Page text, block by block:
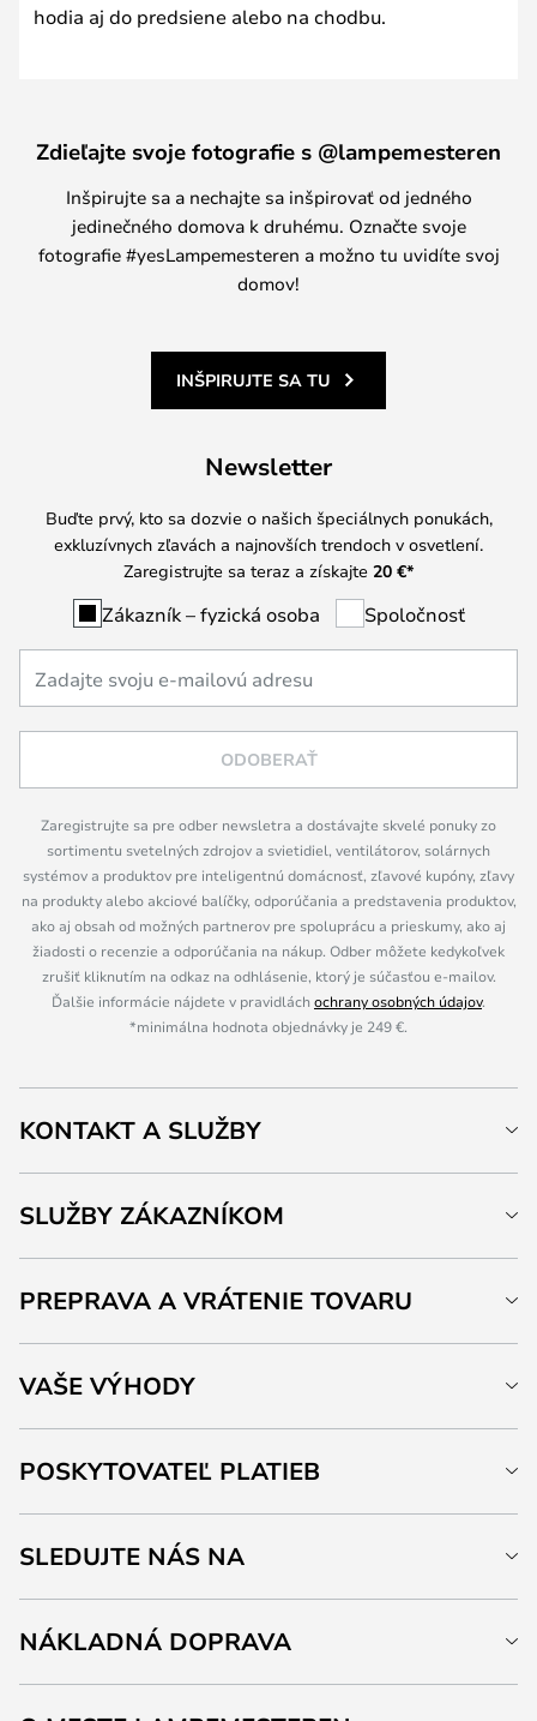
hodia aj do predsiene alebo na chodbu.
Zdieľajte svoje fotografie s @lampemesteren
Inšpirujte sa a nechajte sa inšpirovať od jedného
jedinečného domova k druhému. Označte svoje
fotografie #yesLampemesteren a možno tu uvidíte svoj
domov!
INŠPIRUJTE SA TU
Newsletter
Buďte prvý, kto sa dozvie o našich špeciálnych ponukách,
exkluzívnych zľavách a najnovších trendoch v osvetlení.
Zaregistrujte sa teraz a získajte 20 €*
Zákazník – fyzická osoba Spoločnosť
ODOBERAŤ
Zaregistrujte sa pre odber newsletra a dostávajte skvelé ponuky zo
sortimentu svetelných zdrojov a svietidiel, ventilátorov, solárnych
systémov a produktov pre inteligentnú domácnosť, zľavové kupóny, zľavy
na produkty alebo akciové balíčky, odporúčania a predstavenia produktov,
ako aj obsah od možných partnerov pre spoluprácu a prieskumy, ako aj
žiadosti o recenzie a odporúčania na nákup. Odber môžete kedykoľvek
zrušiť kliknutím na odkaz na odhlásenie, ktorý je súčasťou e-mailov.
Ďalšie informácie nájdete v pravidláchochrany osobných údajov.
*minimálna hodnota objednávky je 249 €.
KONTAKT A SLUŽBY
SLUŽBY ZÁKAZNÍKOM
PREPRAVA A VRÁTENIE TOVARU
VAŠE VÝHODY
POSKYTOVATEĽ PLATIEB
SLEDUJTE NÁS NA
NÁKLADNÁ DOPRAVA